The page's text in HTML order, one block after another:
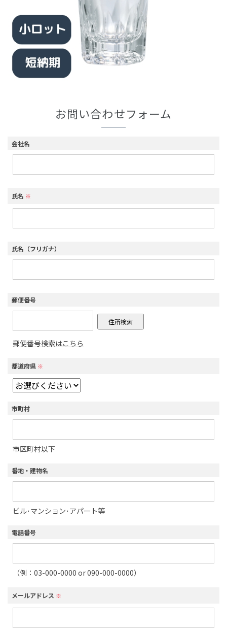
お問い合わせフォーム
会社名
氏名 ※
氏名（フリガナ）
郵便番号
郵便番号検索はこちら
都道府県 ※
市町村
市区町村以下
番地・建物名
ビル･マンション･アパート等
電話番号
（例：03-000-0000 or 090-000-0000）
メールアドレス ※